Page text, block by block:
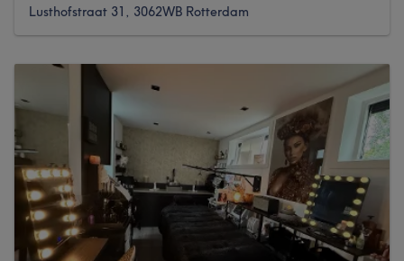
Lusthofstraat 31, 3062WB Rotterdam